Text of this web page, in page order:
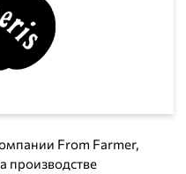
From Farmer,
производстве